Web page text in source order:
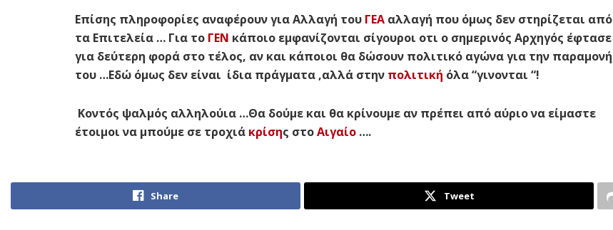
Επίσης πληροφορίες αναφέρουν για Αλλαγή του ΓΕΑ αλλαγή που όμως δεν στηρίζεται από
τα Επιτελεία … Για το ΓΕΝ κάποιο εμφανίζονται σίγουροι οτι ο σημερινός Αρχηγός έφτασε
για δεύτερη φορά στο τέλος, αν και κάποιοι θα δώσουν πολιτικό αγώνα για την παραμονή
του …Εδώ όμως δεν είναι ίδια πράγματα ,αλλά στην πολιτική όλα “γινονται “!
Κοντός ψαλμός αλληλούια …Θα δούμε και θα κρίνουμε αν πρέπει από αύριο να είμαστε
έτοιμοι να μπούμε σε τροχιά κρίσης στοΑιγαίο ….
Share Tweet